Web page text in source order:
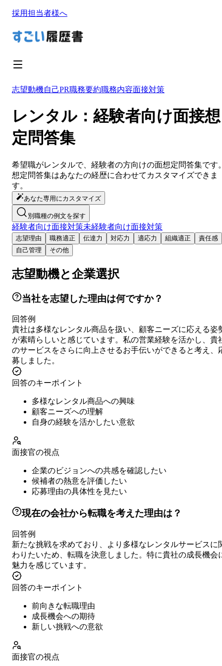
採用担当者様へ
志望動機自己PR職務要約職務内容面接対策
レンタル：経験者向け面接想
定問答集
希望職がレンタルで、経験者の方向けの面想定問答集です
想定問答集はあなたの経歴に合わせてカスタマイズできま
す。
あなた専用にカスタマイズ
別職種の例文を探す
経験者向け面接対策未経験者向け面接対策
志望理由 職務適正 伝達力 対応力 適応力 組織適正
責任感
自己管理
その他
志望動機と企業選択
当社を志望した理由は何ですか？
回答例
貴社は多様なレンタル商品を扱い、顧客ニーズに応える姿
が素晴らしいと感じています。私の営業経験を活かし、貴
のサービスをさらに向上させるお手伝いができると考え、
募しました。
回答のキーポイント
多様なレンタル商品への興味
顧客ニーズへの理解
自身の経験を活かしたい意欲
面接官の視点
企業のビジョンへの共感を確認したい
候補者の熱意を評価したい
応募理由の具体性を見たい
現在の会社から転職を考えた理由は？
回答例
新たな挑戦を求めており、より多様なレンタルサービスに
わりたいため、転職を決意しました。特に貴社の成長機会
魅力を感じています。
回答のキーポイント
前向きな転職理由
成長機会への期待
新しい挑戦への意欲
面接官の視点